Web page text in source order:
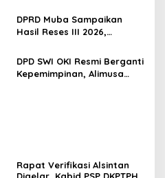
Sorotan Dugaan Gratifikasi
DPRD Muba Sampaikan
Hasil Reses III 2026,
Agenda Pembangunan
DPD SWI OKI Resmi Berganti
Kepemimpinan, Alimusa
Rapat Verifikasi Alsintan